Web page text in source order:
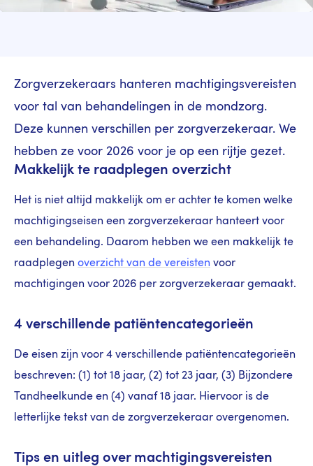
Zorgverzekeraars hanteren machtigingsvereisten
voor tal van behandelingen in de mondzorg.
Deze kunnen verschillen per zorgverzekeraar. We
hebben ze voor 2026 voor je op een rijtje gezet.
Makkelijk te raadplegen overzicht
Het is niet altijd makkelijk om er achter te komen welke
machtigingseisen een zorgverzekeraar hanteert voor
een behandeling. Daarom hebben we een makkelijk te
raadplegen overzicht van de vereisten voor
machtigingen voor 2026 per zorgverzekeraar gemaakt.
4 verschillende patiëntencategorieën
De eisen zijn voor 4 verschillende patiëntencategorieën
beschreven: (1) tot 18 jaar, (2) tot 23 jaar, (3) Bijzondere
Tandheelkunde en (4) vanaf 18 jaar. Hiervoor is de
letterlijke tekst van de zorgverzekeraar overgenomen.
Tips en uitleg over machtigingsvereisten